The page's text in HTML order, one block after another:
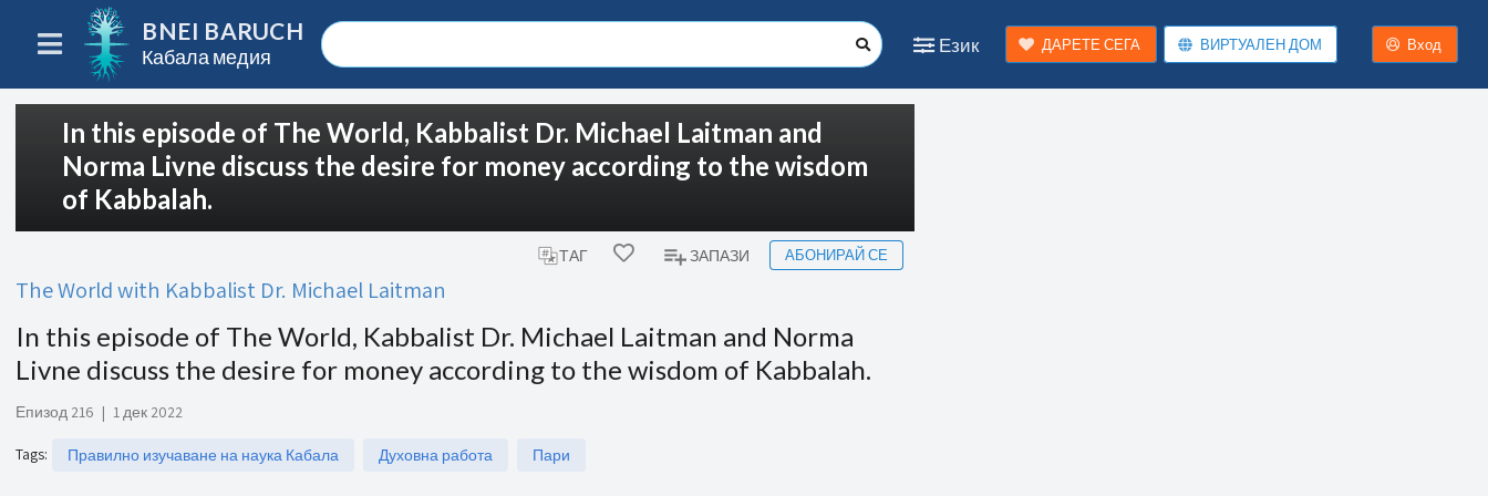
BNEI BARUCH
Кабала медия
Език ДАРЕТЕ СЕГА ВИРТУАЛЕН ДОМ Вход
In this episode of The World, Kabbalist Dr. Michael Laitman and
Norma Livne discuss the desire for money according to the wisdom
of Kabbalah.
ТАГ ЗАПАЗИ АБОНИРАЙ СЕ
The World with Kabbalist Dr. Michael Laitman
In this episode of The World, Kabbalist Dr. Michael Laitman and Norma
Livne discuss the desire for money according to the wisdom of Kabbalah.
Епизод 216 | 1 дек 2022
Tags: Правилно изучаване на наука Кабала Духовна работа Пари